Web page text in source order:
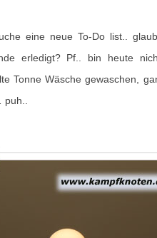
eine neue To-Do list..
erledigt? Pf.. bin heute
Tonne Wäsche gewaschen,